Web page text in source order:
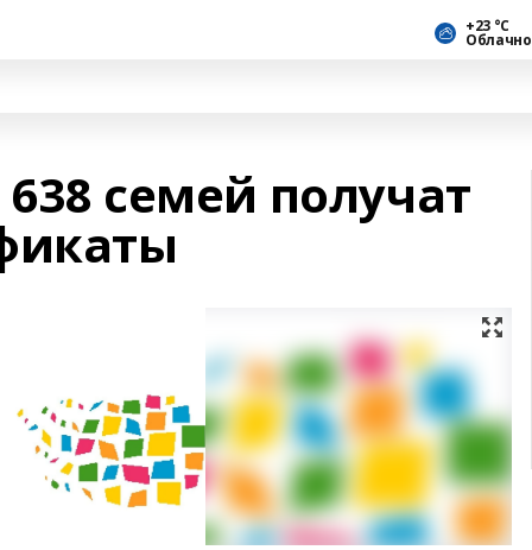
+23 °С
Облачно
семей получат